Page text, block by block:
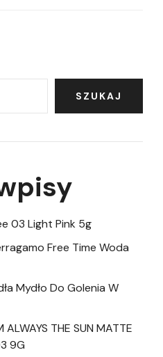
SZUKAJ
03 Light Pink 5g
Free Time Woda
Mydło Do Golenia W
ALWAYS THE SUN MATTE
9G